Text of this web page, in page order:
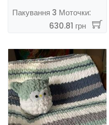
Пакування 3 Моточки:
630.81 грн